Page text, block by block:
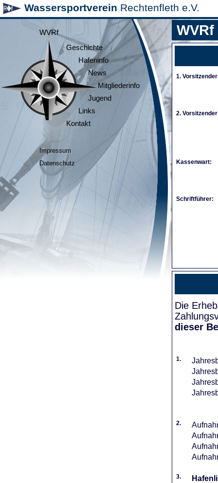
Wassersportverein Rechtenfleth e.V.
WVRf
Geschichte
Hafeninfo
News
Mitgliederinfo
Jugend
Links
Kontakt
Impressum
Datenschutz
WVRf
1.
2.
Kassenwart:
Schriftführer:
Die
dieser
1.
2.
3.